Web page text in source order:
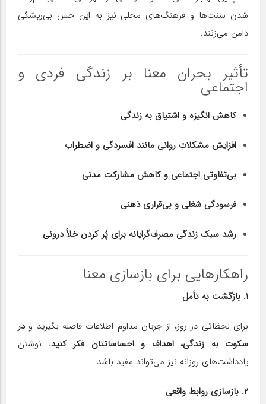
شدن سنت‌ها و فرهنگ‌های محلی نیز به این حس بی‌ریشگی
دامن می‌زنند.
تأثیر بحران معنا بر زندگی فردی و
اجتماعی
کاهش انگیزه و اشتیاق به زندگی
افزایش مشکلات روانی مانند افسردگی و اضطراب
بی‌تفاوتی اجتماعی و کاهش مشارکت مدنی
فرسودگی شغلی و بی‌قراری ذهنی
رشد سبک زندگی مصرف‌گرایانه برای پُر کردن خلأ درونی
راهکارهایی برای بازسازی معنا
۱. بازگشت به تأمل
برای لحظاتی در روز، از جریان مداوم اطلاعات فاصله بگیرید ودر
سکوت به زندگی، اهداف و احساساتتان فکر کنید. نوشتن
یادداشت‌های روزانه نیز می‌تواند مفید باشد.
۲. بازسازی روابط واقعی